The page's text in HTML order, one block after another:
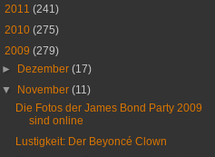
2011 (241)
2010 (275)
2009 (279)
►
Dezember(17)
▼
November(11)
Die Fotos der James Bond Party 2009
sind online
Lustigkeit: Der Beyoncé Clown